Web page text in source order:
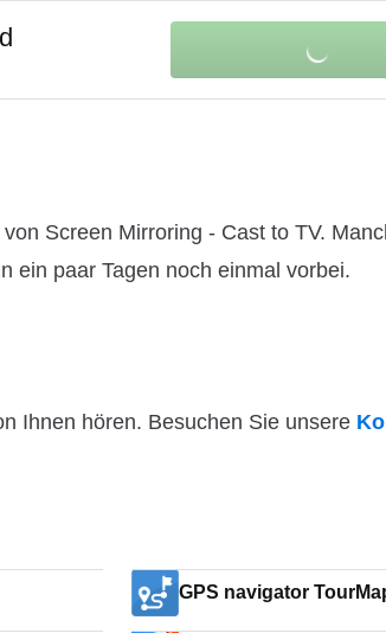
Screen Mirroring - Cast to TV.
ein paar Tagen noch einmal vorbei.
Ihnen hören. Besuchen Sie unsere
GPS navigator